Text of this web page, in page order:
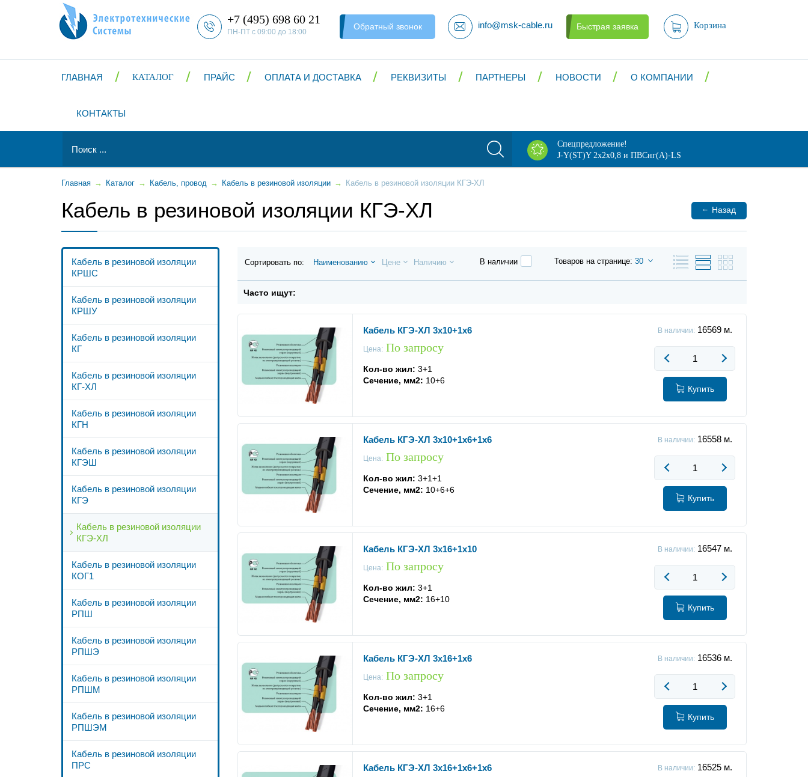
+7 (495) 698 60 21
ПН-ПТ с 09:00 до 18:00
Обратный звонок info@msk-cable.ru Быстрая заявка Корзина
ГЛАВНАЯ КАТАЛОГ ПРАЙС ОПЛАТА И ДОСТАВКА РЕКВИЗИТЫ ПАРТНЕРЫ НОВОСТИ О КОМПАНИИ
КОНТАКТЫ
Спецпредложение!
J-Y(ST)Y 2х2х0,8 и ПВСнг(А)-LS
Главная → Каталог → Кабель, провод → Кабель в резиновой изоляции → Кабель в резиновой изоляции КГЭ-ХЛ
Кабель в резиновой изоляции КГЭ-ХЛ ← Назад
Кабель в резиновой изоляции
КРШС
Кабель в резиновой изоляции
КРШУ
Кабель в резиновой изоляции
КГ
Кабель в резиновой изоляции
КГ-ХЛ
Кабель в резиновой изоляции
КГН
Кабель в резиновой изоляции
КГЭШ
Кабель в резиновой изоляции
КГЭ
Кабель в резиновой изоляции
КГЭ-ХЛ
Кабель в резиновой изоляции
КОГ1
Кабель в резиновой изоляции
РПШ
Кабель в резиновой изоляции
РПШЭ
Кабель в резиновой изоляции
РПШМ
Кабель в резиновой изоляции
РПШЭМ
Кабель в резиновой изоляции
ПРС
Сортировать по: Наименованию Цене Наличию В наличии Товаров на странице: 30
Часто ищут:
Кабель КГЭ-ХЛ 3x10+1x6
Цена: По запросу
Кол-во жил: 3+1
Сечение, мм2: 10+6
В наличии:16569 м.
Купить
Кабель КГЭ-ХЛ 3x10+1x6+1x6
Цена: По запросу
Кол-во жил: 3+1+1
Сечение, мм2: 10+6+6
В наличии:16558 м.
Купить
Кабель КГЭ-ХЛ 3x16+1x10
Цена: По запросу
Кол-во жил: 3+1
Сечение, мм2: 16+10
В наличии:16547 м.
Купить
Кабель КГЭ-ХЛ 3x16+1x6
Цена: По запросу
Кол-во жил: 3+1
Сечение, мм2: 16+6
В наличии:16536 м.
Купить
Кабель КГЭ-ХЛ 3x16+1x6+1x6 В наличии:16525 м.